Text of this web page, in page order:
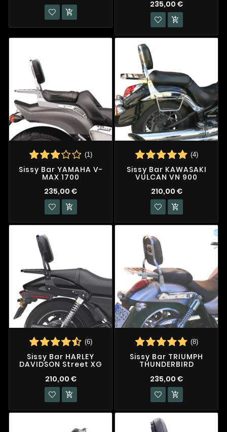

235,00 €

(1)
Sissy Bar YAMAHA V-
MAX 1700
235,00 €

(4)
Sissy Bar KAWASAKI
VULCAN VN 900
210,00 €

(6)
Sissy Bar HARLEY
DAVIDSON Street XG
210,00 €

(8)
Sissy Bar TRIUMPH
THUNDERBIRD
235,00 €
